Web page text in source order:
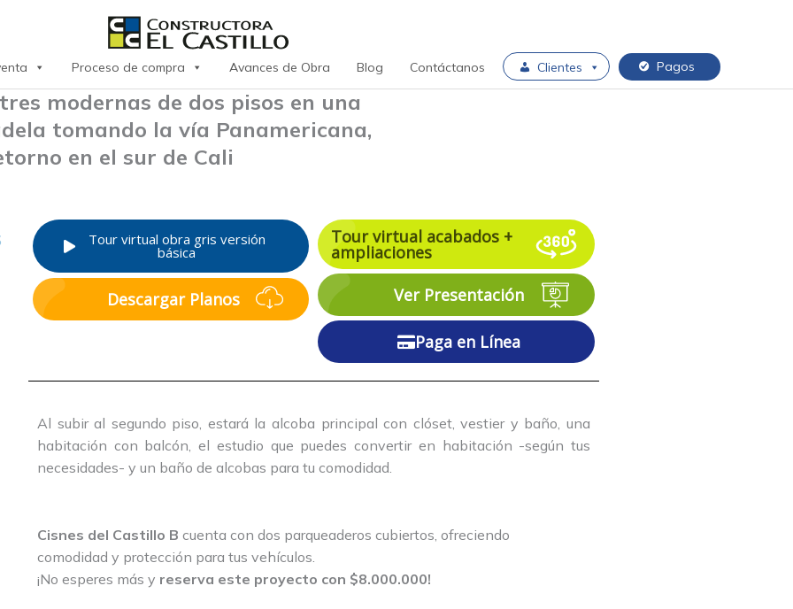
Proceso de compra Avances de Obra Blog Contáctanos Clientes Pagos
Área privada
desde: 156.34 M2
hasta 201.30 M2
están sujetos a cambios sin previo aviso
modernas de dos pisos en una
tomando la vía Panamericana,
en el sur de Cali
Tour virtual obra gris versión
básica
Descargar Planos
Tour virtual acabados +
ampliaciones
Ver Presentación
Paga en Línea
Al subir al segundo piso, estará la alcoba principal con clóset, vestier y baño, una
habitación con balcón, el estudio que puedes convertir en habitación -según tus
necesidades- y un baño de alcobas para tu comodidad.
Cisnes del Castillo B cuenta con dos parqueaderos cubiertos, ofreciendo
comodidad y protección para tus vehículos.
¡No esperes más y reserva este proyecto con $8.000.000!